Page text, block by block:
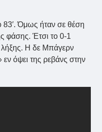
Όμως ήταν σε θέση
φάσης. Έτσι το 0-1
λήξης. Η δε Μπάγερν
όψει της ρεβάνς στην